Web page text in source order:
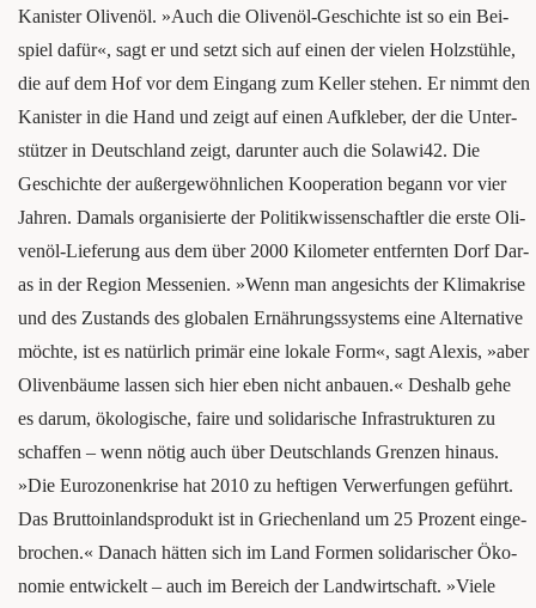
Kanis­ter Oliven­öl. »Auch die Oli­ven­öl-Geschich­te ist so ein Bei­
spiel dafür«, sagt er und setzt sich auf einen der vie­len Holz­stüh­le,
die auf dem Hof vor dem Ein­gang zum Kel­ler ste­hen. Er nimmt den
Kanis­ter in die Hand und zeigt auf einen Auf­kle­ber, der die Unter­
stüt­zer in Deutsch­land zeigt, dar­un­ter auch die Solawi42. Die
Geschich­te der außer­ge­wöhn­li­chen Koope­ra­ti­on begann vor vier
Jah­ren. Damals orga­ni­sier­te der Poli­tik­wis­sen­schaft­ler die ers­te Oli­
ven­öl-Lie­fe­rung aus dem über 2000 Kilo­me­ter ent­fern­ten Dorf Dar­
as in der Regi­on Mes­se­ni­en. »Wenn man ange­sichts der Klima­krise
und des Zustands des glo­ba­len Ernäh­rungs­sys­tems eine Alter­na­ti­ve
möch­te, ist es natür­lich pri­mär eine loka­le Form«, sagt Alexis, »aber
Oli­ven­bäu­me las­sen sich hier eben nicht anbau­en.« Des­halb gehe
es dar­um, öko­lo­gi­sche, fai­re und soli­da­ri­sche Infra­struk­tu­ren zu
schaf­fen – wenn nötig auch über Deutsch­lands Gren­zen hin­aus.
»Die Euro­zo­nen­kri­se hat 2010 zu hef­ti­gen Ver­wer­fun­gen geführt.
Das Brut­to­in­lands­pro­dukt ist in Grie­chen­land um 25 Pro­zent ein­ge­
bro­chen.« Danach hät­ten sich im Land For­men soli­da­ri­scher Öko­
no­mie ent­wi­ckelt – auch im Bereich der Land­wirt­schaft. »Vie­le